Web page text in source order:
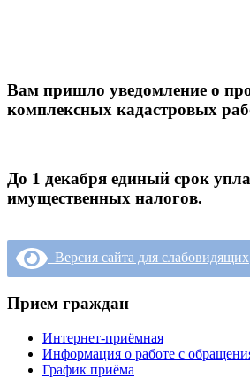
Вам пришло уведомление о
комплексных кадастровых
До 1 декабря единый срок
имущественных налогов.
Версия сайта для слабовидящих
Прием граждан
Интернет-приёмная
Информация о работе с
График приёма